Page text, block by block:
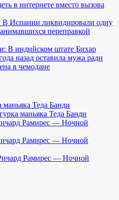
в интернете вместо вызова
Испании ликвидировали одну
переправкой
В индийском штате Бихар
назад оставила мужа ради
в чемодане
Теда Банди
маньяка Теда Банди
Рамирес — Ночной
Рамирес — Ночной
Рамирес — Ночной